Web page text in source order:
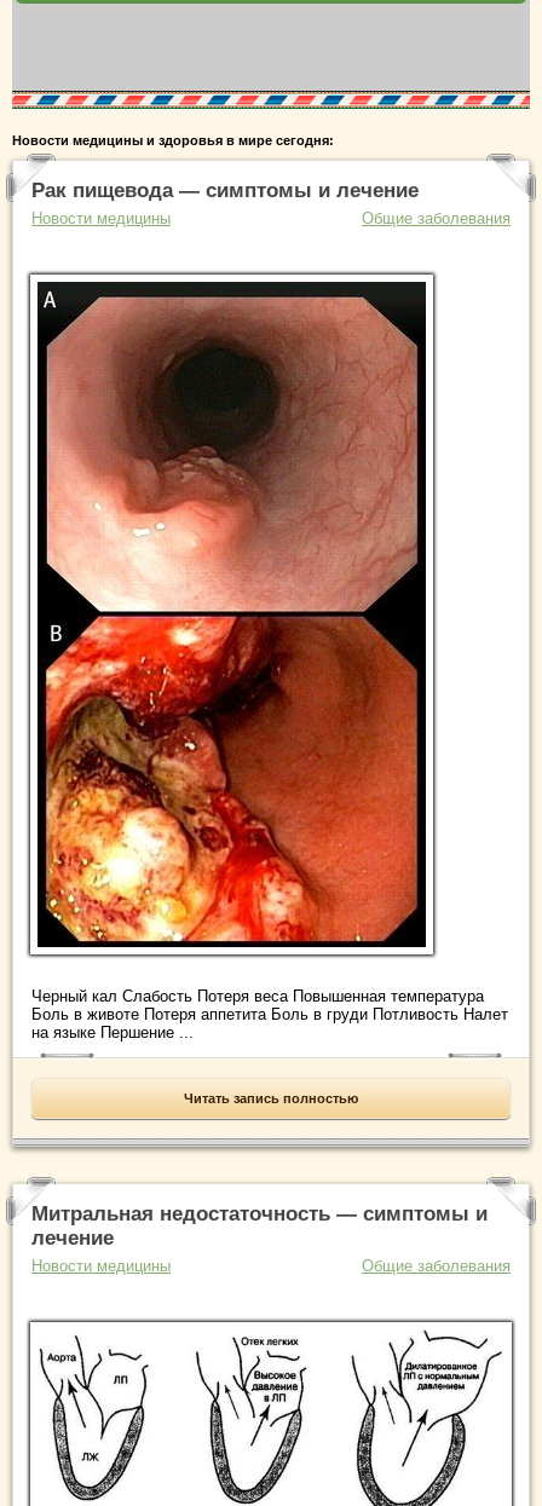
Новости медицины и здоровья в мире сегодня:
Рак пищевода — симптомы и лечение
Новости медицины Общие заболевания
Черный кал Слабость Потеря веса Повышенная температура
Боль в животе Потеря аппетита Боль в груди Потливость Налет
на языке Першение ...
Читать запись полностью
Митральная недостаточность — симптомы и
лечение
Новости медицины Общие заболевания